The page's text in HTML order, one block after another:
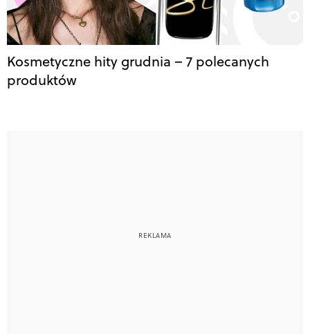
Kosmetyczne hity grudnia – 7 polecanych
produktów